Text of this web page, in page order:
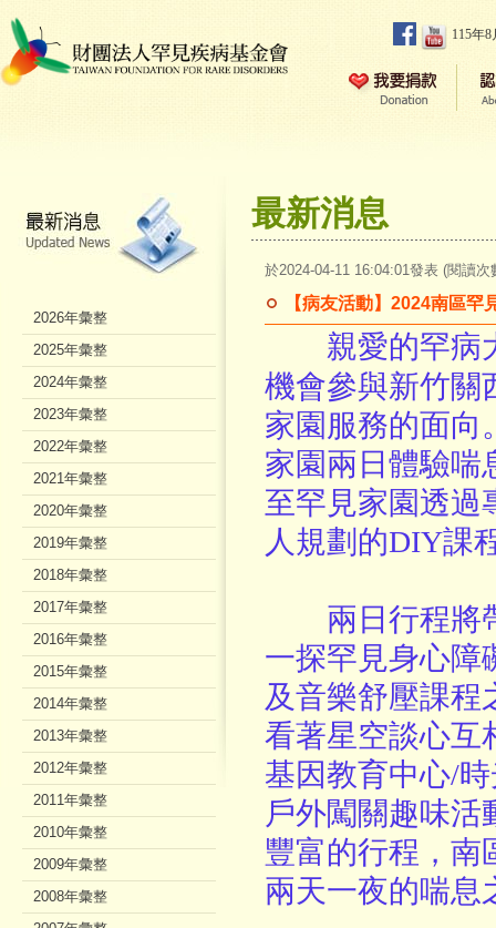
115年
最新消息
於2024-04-11 16:04:01發表 (閱讀次
【病友活動】2024南區
親愛的罕病
機會參與新竹關
家園服務的面向
家園兩日體驗喘
至罕見家園透過
人規劃的DIY課
兩日行程將帶
一探罕見身心障
及音樂舒壓課程
看著星空談心互
基因教育中心/
戶外闖關趣味活
豐富的行程，南
兩天一夜的喘息
2026年彙整
2025年彙整
2024年彙整
2023年彙整
2022年彙整
2021年彙整
2020年彙整
2019年彙整
2018年彙整
2017年彙整
2016年彙整
2015年彙整
2014年彙整
2013年彙整
2012年彙整
2011年彙整
2010年彙整
2009年彙整
2008年彙整